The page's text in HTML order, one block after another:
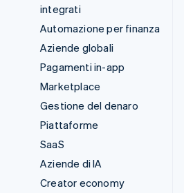
integrati
Automazione per finanza
Aziende globali
Pagamenti in-app
Marketplace
Gestione del denaro
Piattaforme
SaaS
Aziende di IA
Creator economy